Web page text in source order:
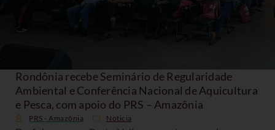
Rondônia recebe Seminário de Regularidade
Ambiental e Conferência Nacional de Aquicultura
e Pesca, com apoio do PRS – Amazônia
PRS - Amazônia Noticia